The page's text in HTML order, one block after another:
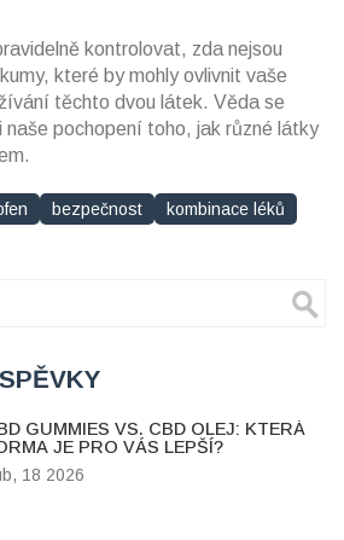
kontrolovat, zda nejsou
které by mohly ovlivnit vaše
těchto dvou látek. Věda se
pochopení toho, jak různé látky
bezpečnost kombinace léků
GUMMIES VS. CBD OLEJ: KTERÁ
JE PRO VÁS LEPŠÍ?
18 2026